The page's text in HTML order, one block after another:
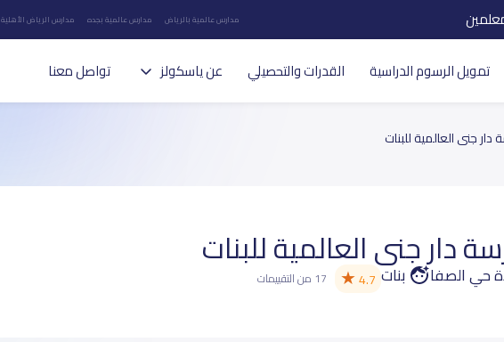
مدارس عالمية بالرياض مدارس عالمية بجده مدارس الرياض الأهلية
تمويل الرسوم الدراسية القدرات والتحصيلي عن ياسكولز تواصل معنا
جنى العالمية للبنات
دار جنى العالمية للبنات
حي الصفا بنات 4.7
★ 17 من التقييمات